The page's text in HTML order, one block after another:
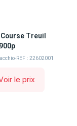
Course Treuil
-REF : 22602001
le prix